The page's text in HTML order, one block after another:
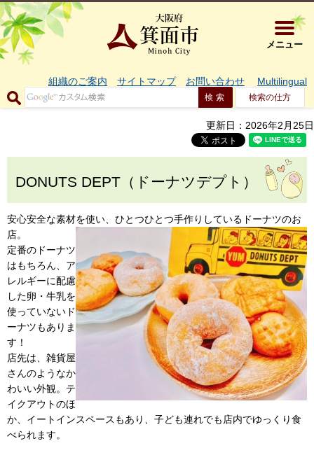
大阪府箕
メニュー
組織のご案内 サイトマップ お問い合わせ Multilingual
検索の仕方
更新日：2026年2月25日
DONUTS DEPT（ドーナツデプト）
安心安全な素材を使い、ひとつひとつ手作りしているドーナツのお
店。
定番のドーナツ
はもちろん、ア
レルギーに配慮
した卵・牛乳を
使っていないド
ーナツもありま
す！
店先は、雑貨屋
さんのようなか
わいい外観。テ
イクアウトのほ
か、イートインスペースもあり、子ども連れでも店内でゆっくり食
べられます。